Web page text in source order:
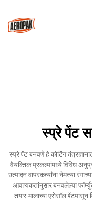
स्प्रे पेंट
स्प्रे पेंट बनवणे हे कोटिंग
वैयक्तिक प्रकल्पांमध्ये विविध
उत्पादन वापरकर्त्यांना नेमक्या
आवश्यकतांनुसार बनवलेल्या
तयार-मालाच्या एरोसॉल